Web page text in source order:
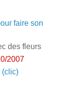
faire son
des fleurs
2007
(clic)